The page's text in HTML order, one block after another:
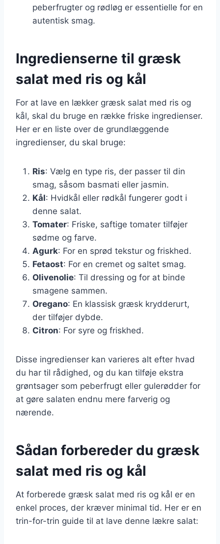
peberfrugter og rødløg er essentielle for en
autentisk smag.
Ingredienserne til græsk
salat med ris og kål
For at lave en lækker græsk salat med ris og
kål, skal du bruge en række friske ingredienser.
Her er en liste over de grundlæggende
ingredienser, du skal bruge:
Ris: Vælg en type ris, der passer til din
smag, såsom basmati eller jasmin.
Kål: Hvidkål eller rødkål fungerer godt i
denne salat.
Tomater: Friske, saftige tomater tilføjer
sødme og farve.
Agurk: For en sprød tekstur og friskhed.
Fetaost: For en cremet og saltet smag.
Olivenolie: Til dressing og for at binde
smagene sammen.
Oregano: En klassisk græsk krydderurt,
der tilføjer dybde.
Citron: For syre og friskhed.
Disse ingredienser kan varieres alt efter hvad
du har til rådighed, og du kan tilføje ekstra
grøntsager som peberfrugt eller gulerødder for
at gøre salaten endnu mere farverig og
nærende.
Sådan forbereder du græsk
salat med ris og kål
At forberede græsk salat med ris og kål er en
enkel proces, der kræver minimal tid. Her er en
trin-for-trin guide til at lave denne lækre salat: